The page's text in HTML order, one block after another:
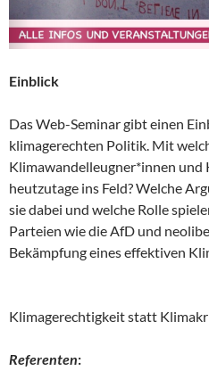
Einblick
Das Web-Seminar gibt einen
klimagerechten Politik. Mit
Klimawandelleugner*innen
heutzutage ins Feld? Welche
sie dabei und welche Rolle
Parteien wie die AfD und
Bekämpfung eines effektiven
Klimagerechtigkeit statt
Referenten: